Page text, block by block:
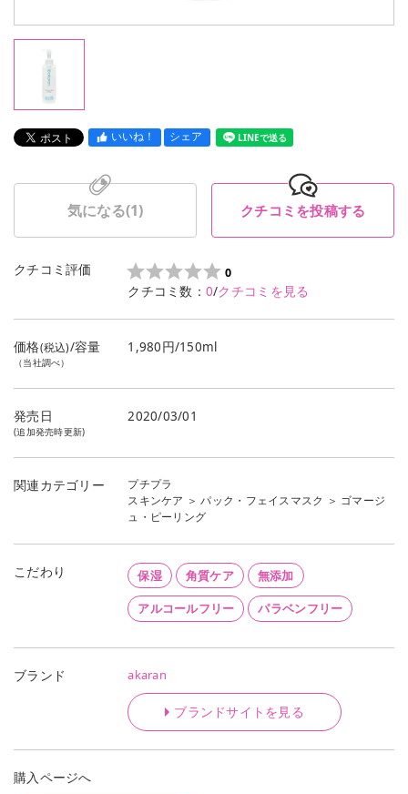
いいね！ シェア LINEで送る
気になる(1) クチコミを投稿する
クチコミ評価 0
クチコミ数： 0/クチコミを見る
価格(税込)/容量
（当社調べ）
1,980円/150ml
発売日
(追加発売時更新)
2020/03/01
関連カテゴリー
プチプラ
スキンケア ＞パック・フェイスマスク ＞ ゴマージ
ュ・ピーリング
こだわり 保湿 角質ケア 無添加
アルコールフリー パラベンフリー
ブランド akaran
ブランドサイトを見る
購入ページへ